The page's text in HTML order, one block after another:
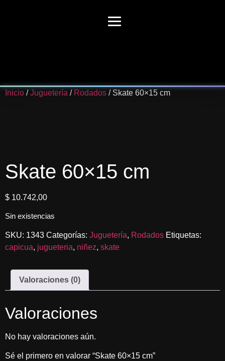
Inicio /Juguetería / Rodados / Skate 60×15 cm
Skate 60×15 cm
$ 10.742,00
Sin existencias
SKU: 1343 Categorías: Juguetería, Rodados Etiquetas:
capicua, jugueteria, niñez, skate
Valoraciones (0)
Valoraciones
No hay valoraciones aún.
Sé el primero en valorar “Skate 60×15 cm”